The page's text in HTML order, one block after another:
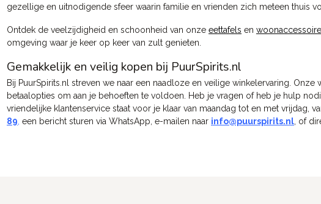
gezellige en uitnodigende sfeer waarin familie en vrienden zich meteen thuis
Ontdek de veelzijdigheid en schoonheid van onze eettafels en
omgeving waar je keer op keer van zult genieten.
Gemakkelijk en veilig kopen bij PuurSpirits.nl
Bij PuurSpirits.nl streven we naar een naadloze en veilige winkelervaring.
betaalopties om aan je behoeften te voldoen. Heb je vragen of heb je hulp
vriendelijke klantenservice staat voor je klaar van maandag tot en met vrijdag,
89 een bericht sturen via WhatsApp, e-mailen naar info@puurspirits.nl , of